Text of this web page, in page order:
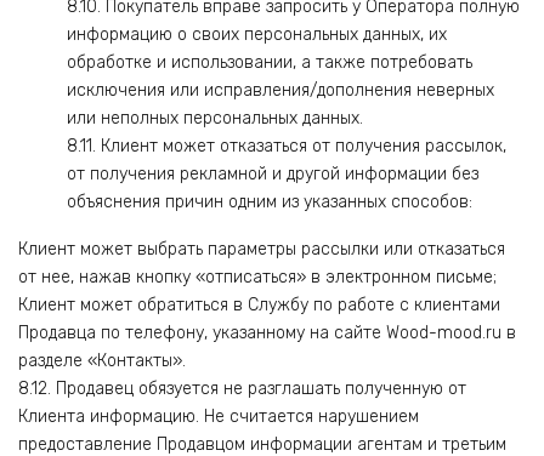
8.10. Покупатель вправе запросить у Оператора полную
информацию о своих персональных данных, их
обработке и использовании, а также потребовать
исключения или исправления/дополнения неверных
или неполных персональных данных.
8.11. Клиент может отказаться от получения рассылок,
от получения рекламной и другой информации без
объяснения причин одним из указанных способов:
Клиент может выбрать параметры рассылки или отказаться
от нее, нажав кнопку «отписаться» в электронном письме;
Клиент может обратиться в Службу по работе с клиентами
Продавца по телефону, указанному на сайте Wood-mood.ru в
разделе «Контакты».
8.12. Продавец обязуется не разглашать полученную от
Клиента информацию. Не считается нарушением
предоставление Продавцом информации агентам и третьим